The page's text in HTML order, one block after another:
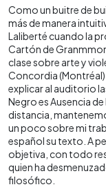
Como un buitre de
más de manera
Laliberté cuando la
Cartón de
clase sobre arte y
Concordia
explicar al auditorio
Negro es Ausencia
distancia,
un poco sobre mi
español su texto. A
objetiva, con todo
quien ha
filosófico.